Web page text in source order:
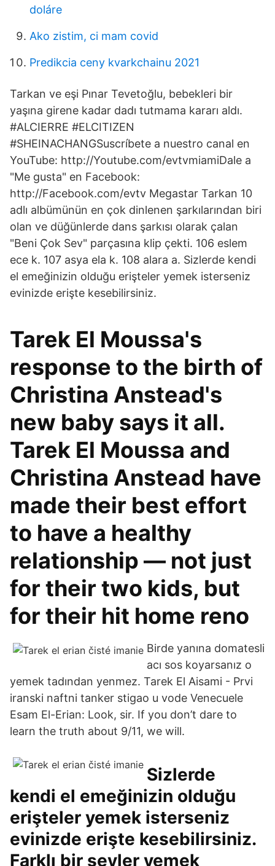
doláre
Ako zistim, ci mam covid
Predikcia ceny kvarkchainu 2021
Tarkan ve eşi Pınar Tevetoğlu, bebekleri bir
yaşına girene kadar dadı tutmama kararı aldı.
#ALCIERRE #ELCITIZEN
#SHEINACHANGSuscríbete a nuestro canal en
YouTube: http://Youtube.com/evtvmiamiDale a
"Me gusta" en Facebook:
http://Facebook.com/evtv Megastar Tarkan 10
adlı albümünün en çok dinlenen şarkılarından biri
olan ve düğünlerde dans şarkısı olarak çalan
"Beni Çok Sev" parçasına klip çekti. 106 eslem
ece k. 107 asya ela k. 108 alara a. Sizlerde kendi
el emeğinizin olduğu erişteler yemek isterseniz
evinizde erişte kesebilirsiniz.
Tarek El Moussa's
response to the birth of
Christina Anstead's
new baby says it all.
Tarek El Moussa and
Christina Anstead have
made their best effort
to have a healthy
relationship — not just
for their two kids, but
for their hit home reno
Birde yanına domatesli
acı sos koyarsanız o
yemek tadından yenmez. Tarek El Aisami - Prvi
iranski naftni tanker stigao u vode Venecuele
Esam El-Erian: Look, sir. If you don’t dare to
learn the truth about 9/11, we will.
Sizlerde
kendi el emeğinizin olduğu
erişteler yemek isterseniz
evinizde erişte kesebilirsiniz.
Farklı bir şeyler yemek